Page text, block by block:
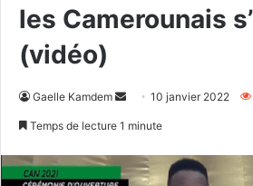
les Camerounais
(vidéo)
Gaelle Kamdem
Envoyer10 janvier 2022
Temps de lecture 1 minute